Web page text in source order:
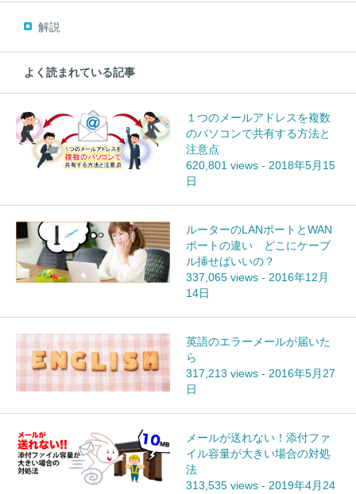
解説
よく読まれている記事
１つのメールアドレスを複数
のパソコンで共有する方法と
注意点
620,801 views - 2018年5月15
日
ルーターのLANポートとWAN
ポートの違い どこにケーブ
ル挿せばいいの？
337,065 views - 2016年12月
14日
英語のエラーメールが届いた
ら
317,213 views - 2016年5月27
日
メールが送れない！添付ファ
イル容量が大きい場合の対処
法
313,535 views - 2019年4月24